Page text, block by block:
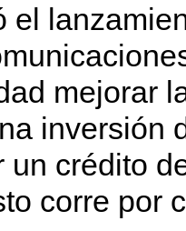
el
mejorar
inversión
un crédito
corre por